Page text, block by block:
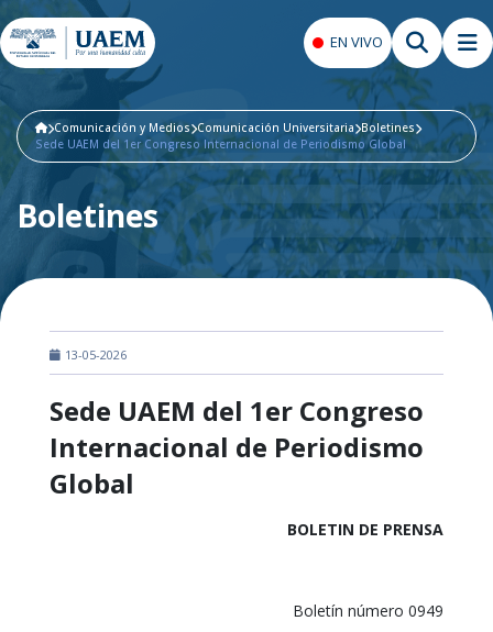
EN VIVO
Comunicación y Medios Comunicación Universitaria Boletines
Sede UAEM del 1er Congreso Internacional de Periodismo Global
Boletines
13-05-2026
Sede UAEM del 1er Congreso
Internacional de Periodismo
Global
BOLETIN DE PRENSA
Boletín número 0949